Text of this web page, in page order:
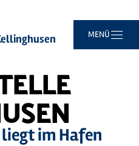
Hauptinhalt
Suche
Navigation
Footer
MENÜ
im Hafen